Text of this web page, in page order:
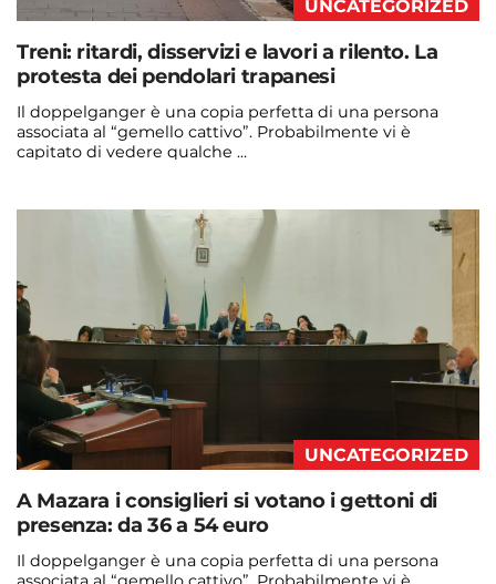
UNCATEGORIZED
Treni: ritardi, disservizi e lavori a rilento. La
protesta dei pendolari trapanesi
Il doppelganger è una copia perfetta di una persona
associata al “gemello cattivo”. Probabilmente vi è
capitato di vedere qualche ...
admin@admin.com 3 days fa
UNCATEGORIZED
A Mazara i consiglieri si votano i gettoni di
presenza: da 36 a 54 euro
Il doppelganger è una copia perfetta di una persona